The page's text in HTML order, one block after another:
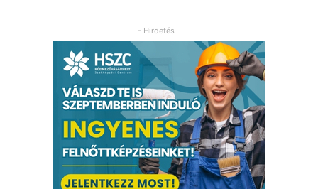
- Hirdetés -